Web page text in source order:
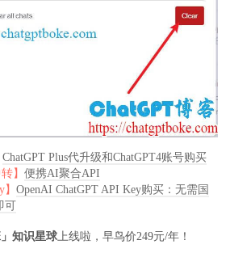
ChatGPT Plus代升级和ChatGPT4账号购买
】 便携AI聚合API
OpenAI ChatGPT API Key购买：无需国
可
知识星球 上线啦，早鸟价249元/年！